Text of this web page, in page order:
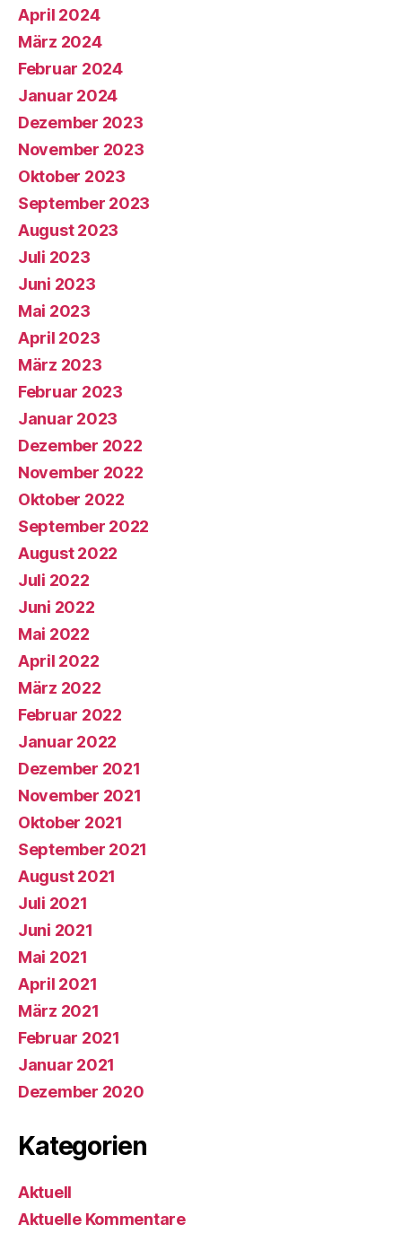
April 2024
März 2024
Februar 2024
Januar 2024
Dezember 2023
November 2023
Oktober 2023
September 2023
August 2023
Juli 2023
Juni 2023
Mai 2023
April 2023
März 2023
Februar 2023
Januar 2023
Dezember 2022
November 2022
Oktober 2022
September 2022
August 2022
Juli 2022
Juni 2022
Mai 2022
April 2022
März 2022
Februar 2022
Januar 2022
Dezember 2021
November 2021
Oktober 2021
September 2021
August 2021
Juli 2021
Juni 2021
Mai 2021
April 2021
März 2021
Februar 2021
Januar 2021
Dezember 2020
Kategorien
Aktuell
Aktuelle Kommentare